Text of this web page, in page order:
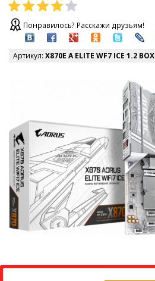
Понравилось? Расскажи друзьям!
Артикул: X870E A ELITE WF7 ICE 1.2 BOX